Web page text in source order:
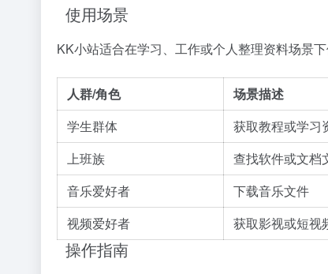
使用场景
KK小站适合在学习、工作或个人整理资料场景
人群/角色 场景描述
学生群体
获取教程或学习
上班族
查找软件或文档
音乐爱好者
下载音乐文件
视频爱好者
获取影视或短视
操作指南